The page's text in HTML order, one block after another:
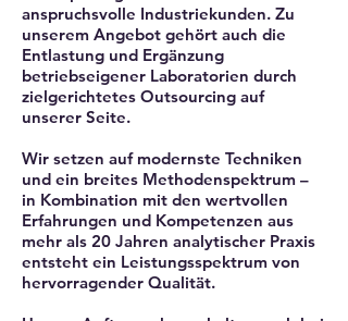
anspruchsvolle Industriekunden. Zu
unserem Angebot gehört auch die
Entlastung und Ergänzung
betriebseigener Laboratorien durch
zielgerichtetes Outsourcing auf
unserer Seite.
Wir setzen auf modernste Techniken
und ein breites Methodenspektrum –
in Kombination mit den wertvollen
Erfahrungen und Kompetenzen aus
mehr als 20 Jahren analytischer Praxis
entsteht ein Leistungsspektrum von
hervorragender Qualität.